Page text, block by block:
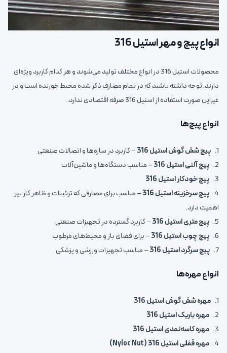
انواع پیچ و مهر استیل 316
محصولات استیل 316 در انواع مختلف تولید می‌شوند و هر کدام کاربرد ویژه‌ای
دارند. توجه داشته باشید که در تمام مصارف ذکر شده محیط خورنده است و در
غیراین صورت استفاده از استیل 316 صرفه اقتصادی ندارد.
انواع پیچ‌ها
1. پیچ شش گوش استیل 316
– کاربرد در سازه‌ها و اتصالات صنعتی
2. پیچ آلنی استیل 316
– مناسب دستگاه‌ها و ماشین‌آلات
3. پیچ خودکار استیل 316
4. پیچ سرخزینه استیل 316
– مناسب برای مصارفی که تزئینات و ظاهر کار نیز
اهمیت دارد.
5. پیچ متری استیل 316
– کاربرد گسترده در تجهیزات صنعتی
6. پیچ چوب استیل 316
– برای فضای باز و محیط‌های مرطوب
7. پیچ سرگرد استیل 316 – مناسب تجهیزات ورزشی و پزشکی
انواع مهره‌ها
1. مهره شش گوش استیل 316
2. مهره باریک استیل 316
3. مهره کاسه‌نمدی استیل 316
4. مهره قفلی استیل 316 (Nyloc Nut)